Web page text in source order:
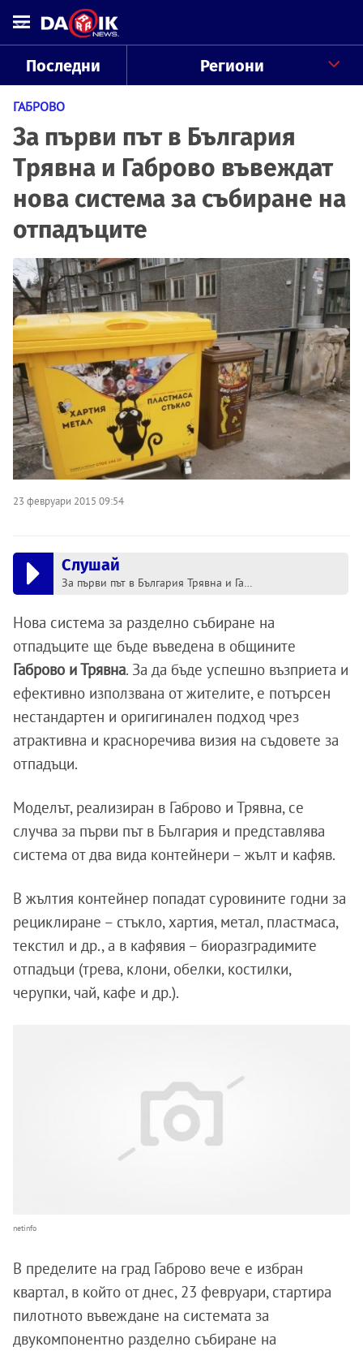
Последни Региони
ГАБРОВО
За първи път в България
Трявна и Габрово въвеждат
нова система за събиране на
отпадъците
23 февруари 2015 09:54
Слушай
За първи път в България Трявна и Габрово въвеждат нова система за събиране на отпадъците
Нова система за разделно събиране на
отпадъците ще бъде въведена в общините
Габрово и Трявна. За да бъде успешно възприета и
ефективно използвана от жителите, е потърсен
нестандартен и оригигинален подход чрез
атрактивна и красноречива визия на съдовете за
отпадъци.
Моделът, реализиран в Габрово и Трявна, се
случва за първи път в България и представлява
система от два вида контейнери – жълт и кафяв.
В жълтия контейнер попадат суровините годни за
рециклиране – стъкло, хартия, метал, пластмаса,
текстил и др., а в кафявия – биоразградимите
отпадъци (трева, клони, обелки, костилки,
черупки, чай, кафе и др.).
netinfo
В пределите на град Габрово вече е избран
квартал, в който от днес, 23 февруари, стартира
пилотното въвеждане на системата за
двукомпонентно разделно събиране на